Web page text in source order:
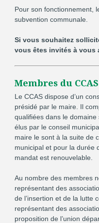
Pour son fonctionnement,
subvention communale.
Si vous souhaitez
vous êtes invités à vous
Membres du CCAS
Le CCAS dispose d’un
présidé par le maire. Il
qualifiées dans le
élus par le conseil
maire le sont à la suite de
municipal et pour la durée
mandat est renouvelable.
Au nombre des membres
représentant des
de l’insertion et de la lutte
représentant des
proposition de l’union